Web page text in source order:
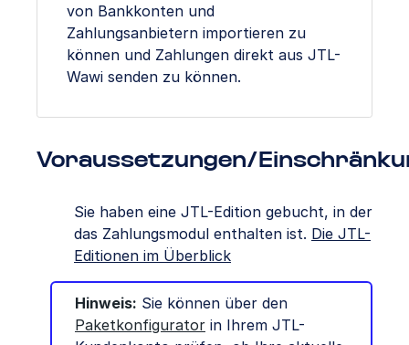
von Bankkonten und
Zahlungsanbietern importieren zu
können und Zahlungen direkt aus JTL-
Wawi senden zu können.
Voraussetzungen/
Sie haben eine JTL-Edition gebucht, in der
das Zahlungsmodul enthalten ist. Die JTL-
Editionen im Überblick
Hinweis: Sie können über den
Paketkonfigurator in Ihrem JTL-